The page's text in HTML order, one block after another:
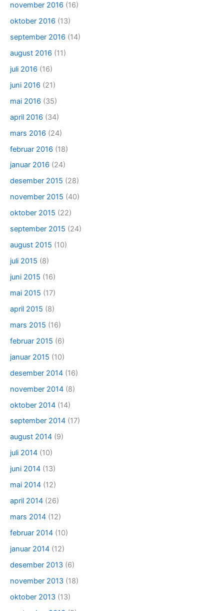
november 2016 (16)
oktober 2016 (13)
september 2016 (14)
august 2016 (11)
juli 2016 (16)
juni 2016 (21)
mai 2016 (35)
april 2016 (34)
mars 2016 (24)
februar 2016 (18)
januar 2016 (24)
desember 2015 (28)
november 2015 (40)
oktober 2015 (22)
september 2015 (24)
august 2015 (10)
juli 2015 (8)
juni 2015 (16)
mai 2015 (17)
april 2015 (8)
mars 2015 (16)
februar 2015 (6)
januar 2015 (10)
desember 2014 (16)
november 2014 (8)
oktober 2014 (14)
september 2014 (17)
august 2014 (9)
juli 2014 (10)
juni 2014 (13)
mai 2014 (12)
april 2014 (26)
mars 2014 (12)
februar 2014 (10)
januar 2014 (12)
desember 2013 (6)
november 2013 (18)
oktober 2013 (13)